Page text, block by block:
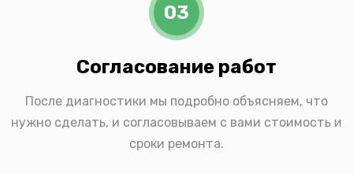
03
Согласование работ
После диагностики мы подробно объясняем, что
нужно сделать, и согласовываем с вами стоимость и
сроки ремонта.